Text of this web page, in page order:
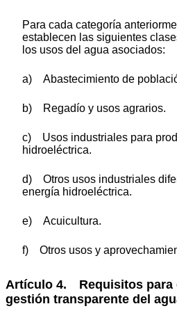
Para cada categoría
establecen las siguientes
los usos del agua asociados:
a) Abastecimiento de
b) Regadío y usos agrarios.
c) Usos industriales para
hidroeléctrica.
d) Otros usos industriales
energía hidroeléctrica.
e) Acuicultura.
f) Otros usos y
Artículo 4. Requisitos para
gestión transparente del